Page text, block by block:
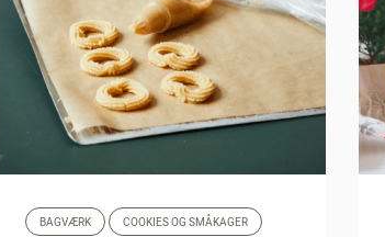
BAGVÆRK COOKIES OG SMÅKAGER